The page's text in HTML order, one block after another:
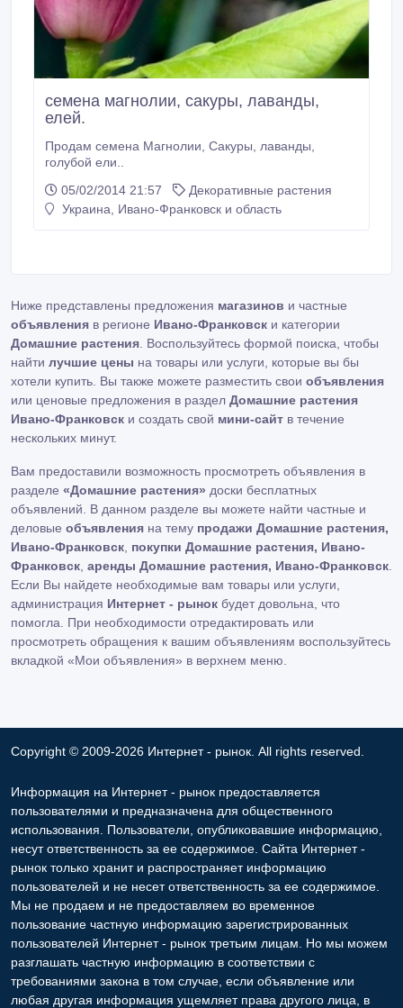
семена магнолии, сакуры, лаванды,
елей.
Продам семена Магнолии, Сакуры, лаванды,
голубой ели..
05/02/2014 21:57
Декоративные растения
Украина, Ивано-Франковск и область
Ниже представлены предложения магазинов и частные
объявления в регионе Ивано-Франковск и категории
Домашние растения . Воспользуйтесь формой поиска, чтобы
найти лучшие цены на товары или услуги, которые вы бы
хотели купить. Вы также можете разместить свои объявления
или ценовые предложения в раздел Домашние растения
Ивано-Франковск и создать свой мини-сайт в течение
нескольких минут.
Вам предоставили возможность просмотреть объявления в
разделе «Домашние растения» доски бесплатных
объявлений. В данном разделе вы можете найти частные и
деловые объявления на тему продажи Домашние растения,
Ивано-Франковск покупки Домашние растения, Ивано-
Франковск аренды Домашние растения, Ивано-Франковск
Если Вы найдете необходимые вам товары или услуги,
администрация Интернет - рынок будет довольна, что
помогла. При необходимости отредактировать или
просмотреть обращения к вашим объявлениям воспользуйтесь
вкладкой «Мои объявления» в верхнем меню.
Copyright © 2009-2026 Интернет - рынок. All rights reserved.
Информация на Интернет - рынок предоставляется
пользователями и предназначена для общественного
использования. Пользователи, опубликовавшие информацию,
несут ответственность за ее содержимое. Сайта Интернет -
рынок только хранит и распространяет информацию
пользователей и не несет ответственность за ее содержимое.
Мы не продаем и не предоставляем во временное
пользование частную информацию зарегистрированных
пользователей Интернет - рынок третьим лицам. Но мы можем
разглашать частную информацию в соответствии с
требованиями закона в том случае, если объявление или
любая другая информация ущемляет права другого лица, в